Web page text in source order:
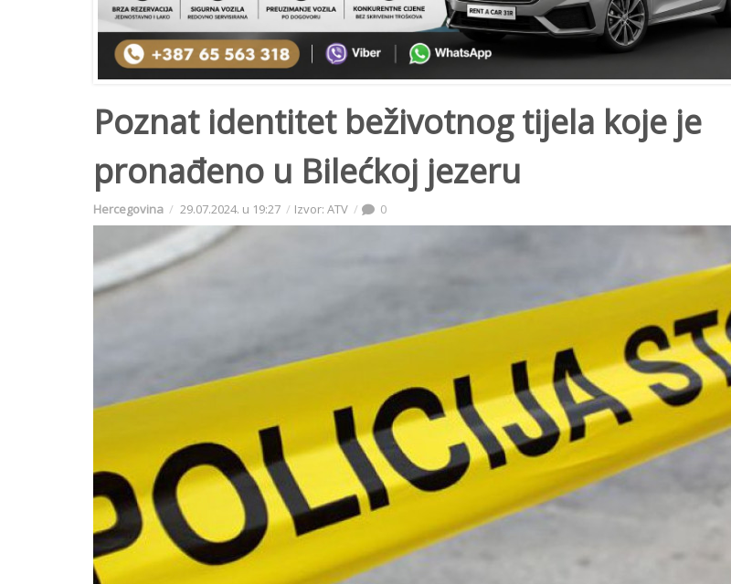
Poznat identitet beživotnog tijela koje je
pronađeno u Bilećkoj jezeru
Hercegovina 29.07.2024. u 19:27 Izvor: ATV 0